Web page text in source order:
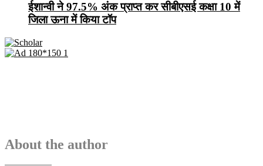
ईशान्वी ने 97.5% अंक प्राप्त कर सीबीएसई कक्षा 10 में
जिला ऊना में किया टॉप
About the author